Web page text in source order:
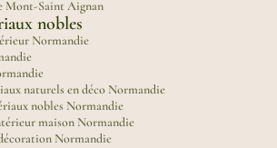
Mont-Saint Aignan
nobles
Normandie
naturels en déco Normandie
nobles Normandie
maison Normandie
Normandie